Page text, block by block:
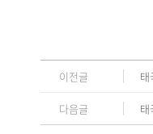
이전글 태
다음글 태